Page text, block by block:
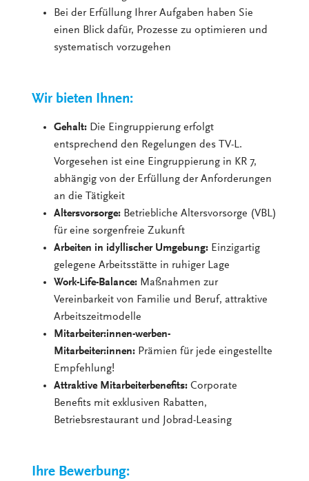
Bei der Erfüllung Ihrer Aufgaben haben Sie
einen Blick dafür, Prozesse zu optimieren und
systematisch vorzugehen
Wir bieten Ihnen:
Gehalt: Die Eingruppierung erfolgt
entsprechend den Regelungen des TV-L.
Vorgesehen ist eine Eingruppierung in KR 7,
abhängig von der Erfüllung der Anforderungen
an die Tätigkeit
Altersvorsorge: Betriebliche Altersvorsorge (VBL)
für eine sorgenfreie Zukunft
Arbeiten in idyllischer Umgebung: Einzigartig
gelegene Arbeitsstätte in ruhiger Lage
Work-Life-Balance: Maßnahmen zur
Vereinbarkeit von Familie und Beruf, attraktive
Arbeitszeitmodelle
Mitarbeiter:innen-werben-
Mitarbeiter:innen: Prämien für jede eingestellte
Empfehlung!
Attraktive Mitarbeiterbenefits:Corporate
Benefits mit exklusiven Rabatten,
Betriebsrestaurant und Jobrad-Leasing
Ihre Bewerbung: